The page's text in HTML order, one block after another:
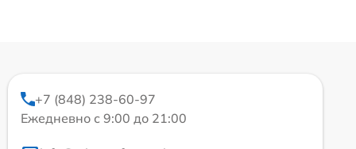
+7 (848) 238-60-97
Ежедневно с 9:00 до 21:00